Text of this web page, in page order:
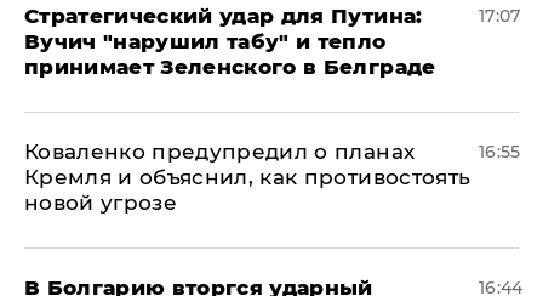
Стратегический удар для Путина:
Вучич "нарушил табу" и тепло
принимает Зеленского в Белграде
17:07
Коваленко предупредил о планах
Кремля и объяснил, как противостоять
новой угрозе
16:55
В Болгарию вторгся ударный 16:44